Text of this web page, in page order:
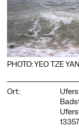
PHOTO: YEO TZE
Ort:
COOKIE-
Wir verwenden
unserer Website.
Sie die Website
die Website
jederzeit widerrufen.